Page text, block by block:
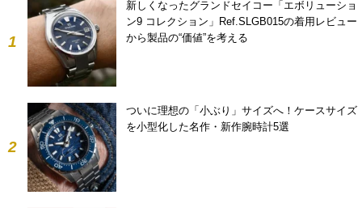
1
新しくなったグランドセイコー「エボリューショ
ン9 コレクション」Ref.SLGB015の着用レビュー
から製品の“価値”を考える
2
ついに理想の「小ぶり」サイズへ！ケースサイズ
を小型化した名作・新作腕時計5選